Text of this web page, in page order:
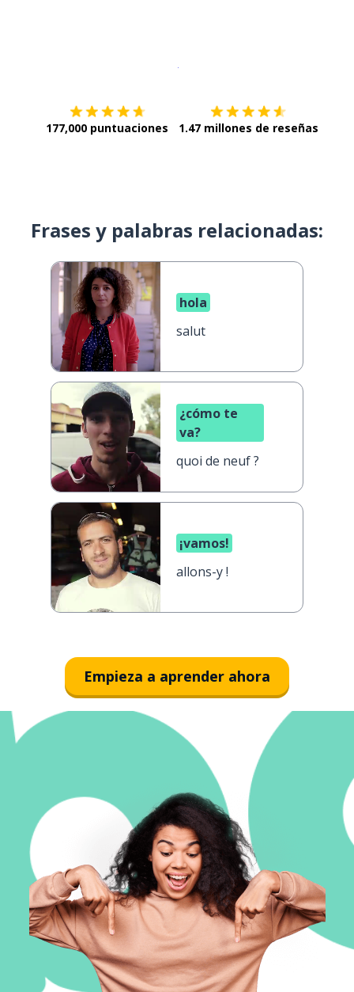
177,000 puntuaciones 1.47 millones de reseñas
Frases y palabras relacionadas:
hola
salut
¿cómo te
va?
quoi de neuf ?
¡vamos!
allons-y !
Empieza a aprender ahora